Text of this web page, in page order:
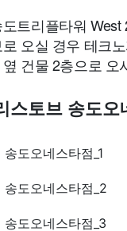
트리플타워 West
오실 경우 테크
건물 2층으로 오
스토브 송도오